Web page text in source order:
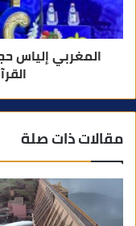
المغربي إلياس
مقالات ذات صلة